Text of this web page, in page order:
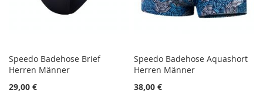
Speedo Badehose Brief
Herren Männer
29,00 €
Speedo Badehose Aquashort
Herren Männer
38,00 €